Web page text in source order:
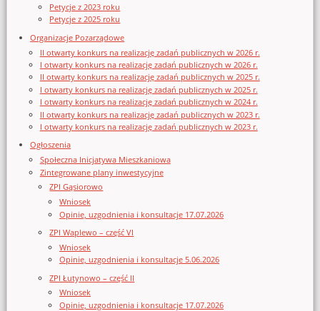
Petycje z 2023 roku
Petycje z 2025 roku
Organizacje Pozarządowe
II otwarty konkurs na realizację zadań publicznych w 2026 r.
I otwarty konkurs na realizację zadań publicznych w 2026 r.
II otwarty konkurs na realizację zadań publicznych w 2025 r.
I otwarty konkurs na realizację zadań publicznych w 2025 r.
I otwarty konkurs na realizację zadań publicznych w 2024 r.
II otwarty konkurs na realizację zadań publicznych w 2023 r.
I otwarty konkurs na realizację zadań publicznych w 2023 r.
Ogłoszenia
Społeczna Inicjatywa Mieszkaniowa
Zintegrowane plany inwestycyjne
ZPI Gąsiorowo
Wniosek
Opinie, uzgodnienia i konsultacje 17.07.2026
ZPI Waplewo – część VI
Wniosek
Opinie, uzgodnienia i konsultacje 5.06.2026
ZPI Łutynowo – część II
Wniosek
Opinie, uzgodnienia i konsultacje 17.07.2026